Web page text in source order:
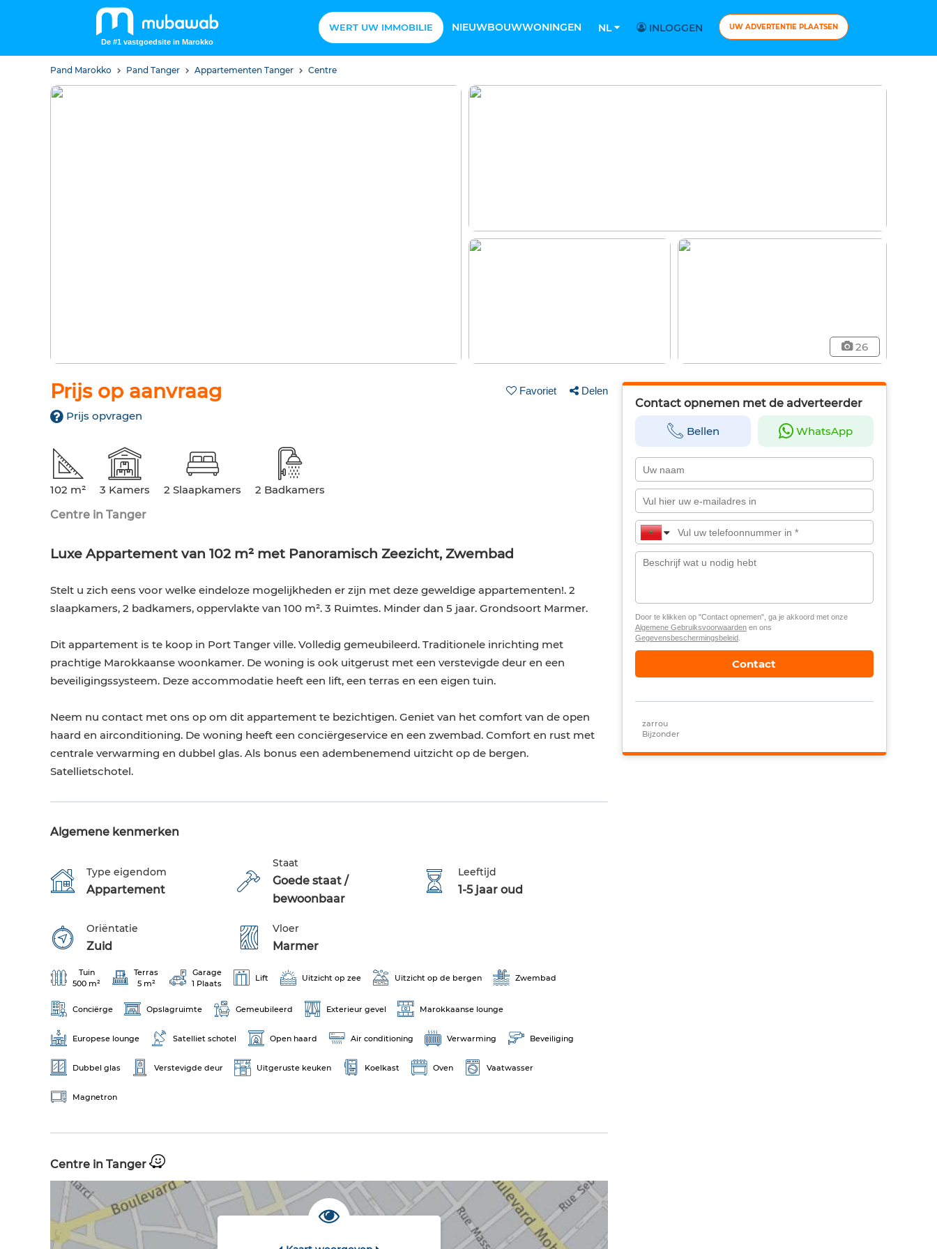
De #1 vastgoedsite in Marokko
WERT UW IMMOBILIE NIEUWBOUWWONINGEN NL INLOGGEN UW ADVERTENTIE PLAATSEN
Pand Marokko Pand Tanger Appartementen Tanger Centre
26
Prijs op aanvraag Favoriet Delen
Prijs opvragen
102 m² 3 Kamers 2 Slaapkamers
2 Badkamers
Centre in Tanger
Luxe Appartement van 102 m² met Panoramisch Zeezicht, Zwembad
Stelt u zich eens voor welke eindeloze mogelijkheden er zijn met deze geweldige appartementen!. 2
slaapkamers, 2 badkamers, oppervlakte van 100 m². 3 Ruimtes. Minder dan 5 jaar. Grondsoort Marmer.
Dit appartement is te koop in Port Tanger ville. Volledig gemeubileerd. Traditionele inrichting met
prachtige Marokkaanse woonkamer. De woning is ook uitgerust met een verstevigde deur en een
beveiligingssysteem. Deze accommodatie heeft een lift, een terras en een eigen tuin.
Neem nu contact met ons op om dit appartement te bezichtigen. Geniet van het comfort van de open
haard en airconditioning. De woning heeft een conciërgeservice en een zwembad. Comfort en rust met
centrale verwarming en dubbel glas. Als bonus een adembenemend uitzicht op de bergen.
Satellietschotel.
Algemene kenmerken
Type eigendom
Appartement
Staat
Goede staat /
bewoonbaar
Leeftijd
1-5 jaar oud
Oriëntatie
Zuid
Vloer
Marmer
Tuin
500 m²
Terras
5 m²
Garage
1 Plaats
Lift Uitzicht op zee Uitzicht op de bergen Zwembad
Conciërge Opslagruimte Gemeubileerd Exterieur gevel Marokkaanse lounge
Europese lounge Satelliet schotel Open haard Air conditioning Verwarming Beveiliging
Dubbel glas Verstevigde deur Uitgeruste keuken Koelkast Oven Vaatwasser
Magnetron
Centre in Tanger
Contact opnemen met de adverteerder
Bellen WhatsApp
Door te klikken op "Contact opnemen", ga je akkoord met onze
Algemene Gebruiksvoorwaardenen ons
Gegevensbeschermingsbeleid
Contact
zarrou
Bijzonder